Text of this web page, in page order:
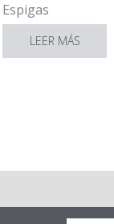
Espigas
LEER MÁS